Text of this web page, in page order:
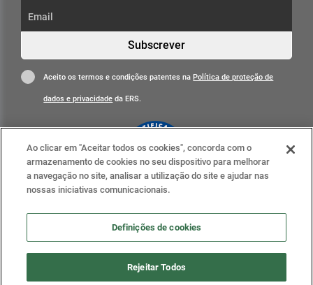
Subscrever
Aceito os termos e condições patentes naPolítica de proteção de
dados e privacidade da ERS.
Clique para mais informações
ERS nas redes sociais
Ao clicar em "Aceitar todos os cookies", concorda com o
armazenamento de cookies no seu dispositivo para melhorar
a navegação no site, analisar a utilização do site e ajudar nas
nossas iniciativas comunicacionais.
Definições de cookies
Rejeitar Todos